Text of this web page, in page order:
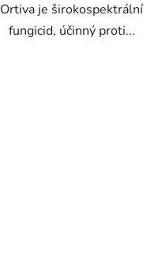
Ortiva je širokospektrální
fungicid, účinný proti...